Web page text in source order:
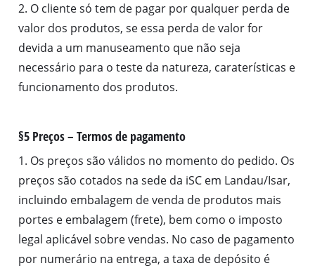
2. O cliente só tem de pagar por qualquer perda de
valor dos produtos, se essa perda de valor for
devida a um manuseamento que não seja
necessário para o teste da natureza, caraterísticas e
funcionamento dos produtos.
§5 Preços – Termos de pagamento
1. Os preços são válidos no momento do pedido. Os
preços são cotados na sede da iSC em Landau/Isar,
incluindo embalagem de venda de produtos mais
portes e embalagem (frete), bem como o imposto
legal aplicável sobre vendas. No caso de pagamento
por numerário na entrega, a taxa de depósito é